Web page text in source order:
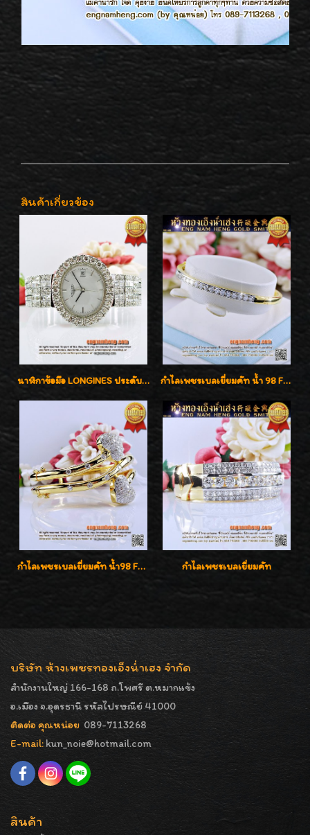
สินค้าเกี่ยวข้อง
นาฬิกาข้อมือ LONGINES ประดับเพชร 5.20 กะรัต ใส่เล่น ใส่ออกงานหรูหราไฮโซค่ะ กำไลเพชรเบลเยี่ยมคัท น้ำ 98 F-Color/VVS เพชร 22 เม็ด น้ำหนักเพชรรวม 1.97 กะรัต ตัวเรือนตัน หนาแข็งแรง เพชรสวย ขาวจั๊ว ทุกเม็ด เล่นไฟ่วิ้งสุดๆค่ะ เปิดราคาโปรโมชั่น ถูกสุดๆค่ะ
กำไลเพชรเบลเยี่ยมคัท น้ำ98 F-Color/VVS น้ำหนักเพชรรวม 3.00 กะรัต สวยไม่ซ้ำใครค่ะ กำไลเพชรเบลเยี่ยมคัท
บริษัท ห้างเพชรทองเอ็งน่ำเฮง จำกัด
สำนักงานใหญ่ 166-168 ถ.โพศรี ต.หมากแข้ง
อ.เมือง จ.อุดรธานี รหัสไปรษณีย์ 41000
ติดต่อ คุณหน่อย 089-7113268
E-mail: kun_noie@hotmail.com
สินค้า